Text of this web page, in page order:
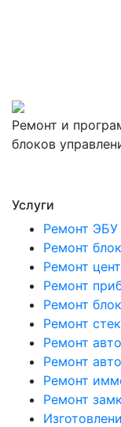
Ремонт и
блоков
Услуги
Ремонт ЭБУ
Ремонт
Ремонт
Ремонт
Ремонт
Ремонт
Ремонт
Ремонт
Ремонт
Ремонт